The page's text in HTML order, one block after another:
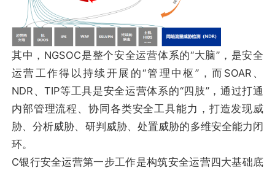
其中，NGSOC是整个安全运营体系的“大脑”，是安全
运营工作得以持续开展的“管理中枢”，而SOAR、
NDR、TIP等工具是安全运营体系的“四肢”，通过打通
内部管理流程、协同各类安全工具能力，打造发现威
胁、分析威胁、研判威胁、处置威胁的多维安全能力闭
环。
C银行安全运营第一步工作是构筑安全运营四大基础底